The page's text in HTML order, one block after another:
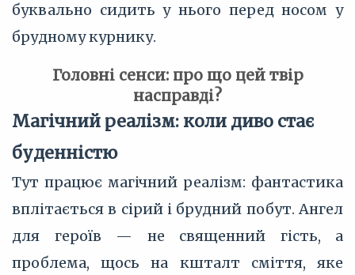
буквально сидить у нього перед носом у
брудному курнику.
Головні сенси: про що цей твір
насправді?
Магічний реалізм: коли диво стає
буденністю
Тут працює магічний реалізм: фантастика
вплітається в сірий і брудний побут. Ангел
для героїв — не священний гість, а
проблема, щось на кшталт сміття, яке